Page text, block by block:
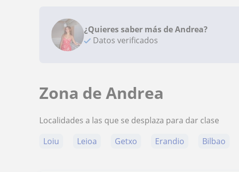
¿Quieres saber más de Andrea?
Datos verificados
Zona de Andrea
Localidades a las que se desplaza para dar clase
Loiu
Leioa Getxo Erandio Bilbao